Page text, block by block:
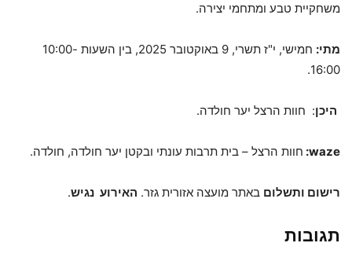
משחקיית טבע ומתחמי יצירה.
מתי:
חמישי, י"ז תשרי, 9 באוקטובר 2025, בין השעות 10:00-
16:00.
היכן: חוות הרצל יער חולדה.
waze
: חוות הרצל – בית תרבות עונתי ובקטן יער חולדה, חולדה.
רישום ותשלום באתר מועצה אזורית גזר. האירוע נגיש.
תגובות